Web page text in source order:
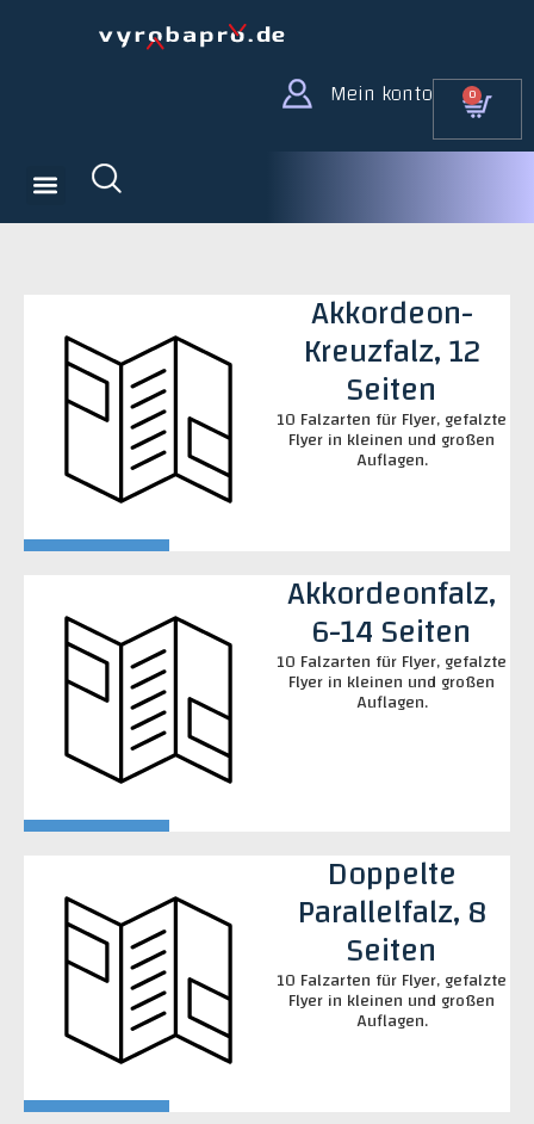
0
Mein konto
Akkordeon-
Kreuzfalz, 12
Seiten
10 Falzarten für Flyer, gefalzte
Flyer in kleinen und großen
Auflagen.
Akkordeonfalz,
6-14 Seiten
10 Falzarten für Flyer, gefalzte
Flyer in kleinen und großen
Auflagen.
Doppelte
Parallelfalz, 8
Seiten
10 Falzarten für Flyer, gefalzte
Flyer in kleinen und großen
Auflagen.